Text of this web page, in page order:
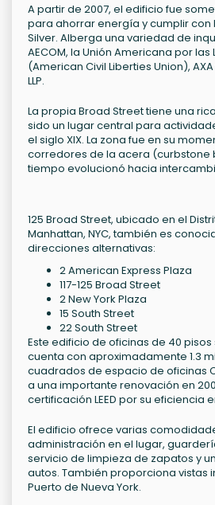
A partir de 2007, el edificio fue
para ahorrar energía y cumplir con
Silver. Alberga una variedad de
AECOM, la Unión Americana por las
(American Civil Liberties Union),
LLP.
La propia Broad Street tiene una
sido un lugar central para
el siglo XIX. La zona fue en su
corredores de la acera (curbstone
tiempo evolucionó hacia
125 Broad Street, ubicado en el
Manhattan, NYC, también es
direcciones alternativas:
2 American Express Plaza
117-125 Broad Street
2 New York Plaza
15 South Street
22 South Street
Este edificio de oficinas de 40 pisos
cuenta con aproximadamente 1.3
cuadrados de espacio de oficinas
a una importante renovación en
certificación LEED por su eficiencia
El edificio ofrece varias
administración en el lugar,
servicio de limpieza de zapatos y
autos. También proporciona vistas
Puerto de Nueva York.